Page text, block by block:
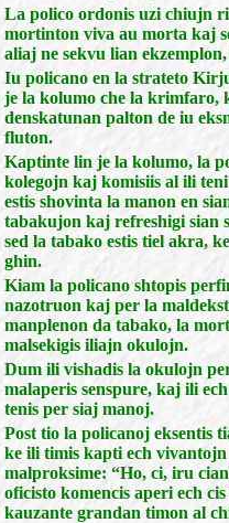
La polico ordonis uzi chiujn
mortinton viva au morta kaj
aliaj ne sekvu lian
Iu policano en la strateto
je la kolumo che la krimfaro,
denskatunan palton de iu
fluton.
Kaptinte lin je la kolumo, la
kolegojn kaj komisiis al ili
estis shovinta la manon en
tabakujon kaj refreshigi sian
sed la tabako estis tiel akra,
ghin.
Kiam la policano shtopis
nazotruon kaj per la
manplenon da tabako, la
malsekigis iliajn okulojn.
Dum ili vishadis la okulojn
malaperis senspure, kaj ili
tenis per siaj manoj.
Post tio la policanoj eksentis
ke ili timis kapti ech
malproksime: “Ho, ci, iru
oficisto komencis aperi ech
kauzante grandan timon al